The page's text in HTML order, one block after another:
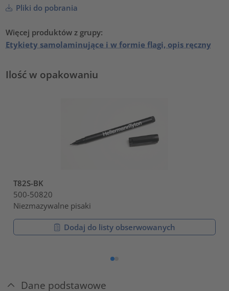
Pliki do pobrania
Więcej produktów z grupy:
Etykiety samolaminujące i w formie flagi, opis ręczny
Ilość w opakowaniu
T82S-BK
500-50820
Niezmazywalne pisaki
Dodaj do listy obserwowanych
Dane podstawowe